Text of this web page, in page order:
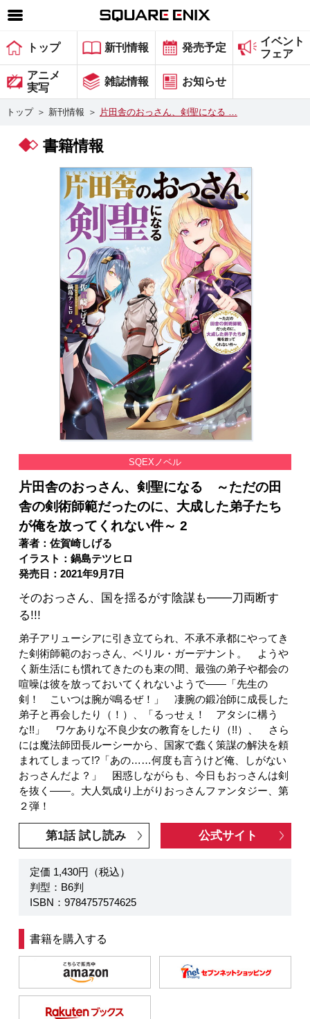
SQUARE ENIX 公式サイトメニュー
ゲーム
マガジン＆ブックス
グッズ
会社情報 採用情報
スクウェア・エニックス サイト内検索
トップ 新刊情報 発売予定
イベント
フェア
アニメ
実写
雑誌情報 お知らせ
トップ ＞ 新刊情報 ＞ 片田舎のおっさん、剣聖になる …
書籍情報
SQEXノベル
片田舎のおっさん、剣聖になる ～ただの田
舎の剣術師範だったのに、大成した弟子たち
が俺を放ってくれない件～ 2
著者：佐賀崎しげる
イラスト：鍋島テツヒロ
発売日：2021年9月7日
そのおっさん、国を揺るがす陰謀も───刀両断す
る!!!
弟子アリューシアに引き立てられ、不承不承都にやってき
た剣術師範のおっさん、ベリル・ガーデナント。 ようや
く新生活にも慣れてきたのも束の間、最強の弟子や都会の
喧噪は彼を放っておいてくれないようで――「先生の
剣！ こいつは腕が鳴るぜ！」 凄腕の鍛冶師に成長した
弟子と再会したり（！）、「るっせぇ！ アタシに構う
な!!」 ワケありな不良少女の教育をしたり（!!）、 さら
には魔法師団長ルーシーから、国家で蠢く策謀の解決を頼
まれてしまって!?「あの……何度も言うけど俺、しがない
おっさんだよ？」 困惑しながらも、今日もおっさんは剣
を抜く――。大人気成り上がりおっさんファンタジー、第
２弾！
第1話 試し読み 公式サイト
定価 1,430円（税込）
判型：B6判
ISBN：9784757574625
書籍を購入する